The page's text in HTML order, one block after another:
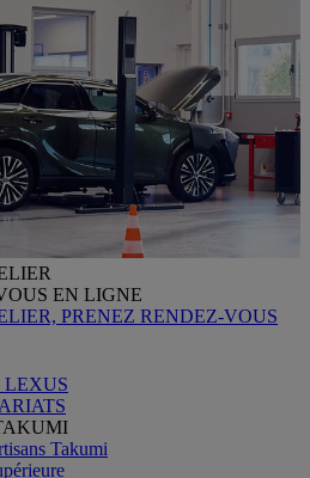
EN LIGNE
PRENEZ RENDEZ-VOUS
Takumi